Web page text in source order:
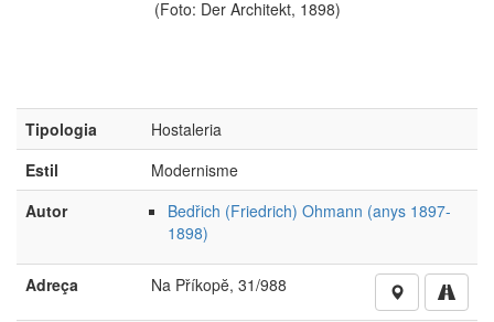
Tipologia
Hostaleria
Estil
Modernisme
Autor
Bedřich (Friedrich) Ohmann (anys 1897-
1898)
Adreça Na Příkopĕ, 31/988